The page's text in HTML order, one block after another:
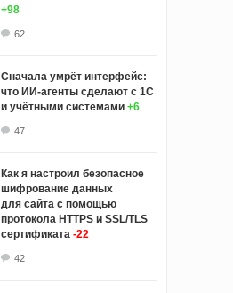
+98
62
Сначала умрёт интерфейс:
что ИИ-агенты сделают с 1С
и учётными системами +6
47
Как я настроил безопасное
шифрование данных
для сайта с помощью
протокола HTTPS и SSL/TLS
сертификата -22
42